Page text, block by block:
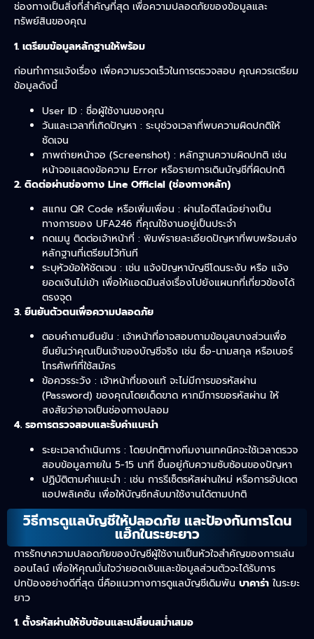
ช่องทางเป็นสิ่งที่สำคัญที่สุด เพื่อความปลอดภัยของข้อมูลและ
ทรัพย์สินของคุณ
1. เตรียมข้อมูลหลักฐานให้พร้อม
ก่อนทำการแจ้งเรื่อง เพื่อความรวดเร็วในการตรวจสอบ คุณควรเตรียม
ข้อมูลดังนี้
User ID : ชื่อผู้ใช้งานของคุณ
วันและเวลาที่เกิดปัญหา : ระบุช่วงเวลาที่พบความผิดปกติให้
ชัดเจน
ภาพถ่ายหน้าจอ (Screenshot) : หลักฐานความผิดปกติ เช่น
หน้าจอแสดงข้อความ Error หรือรายการเดินบัญชีที่ผิดปกติ
2. ติดต่อผ่านช่องทาง Line Official (ช่องทางหลัก)
สแกน QR Code หรือเพิ่มเพื่อน : ผ่านไอดีไลน์อย่างเป็น
ทางการของ UFA246 ที่คุณใช้งานอยู่เป็นประจำ
กดเมนู ติดต่อเจ้าหน้าที่ : พิมพ์รายละเอียดปัญหาที่พบพร้อมส่ง
หลักฐานที่เตรียมไว้ทันที
ระบุหัวข้อให้ชัดเจน : เช่น แจ้งปัญหาบัญชีโดนระงับ หรือ แจ้ง
ยอดเงินไม่เข้า เพื่อให้แอดมินส่งเรื่องไปยังแผนกที่เกี่ยวข้องได้
ตรงจุด
3. ยืนยันตัวตนเพื่อความปลอดภัย
ตอบคำถามยืนยัน : เจ้าหน้าที่อาจสอบถามข้อมูลบางส่วนเพื่อ
ยืนยันว่าคุณเป็นเจ้าของบัญชีจริง เช่น ชื่อ-นามสกุล หรือเบอร์
โทรศัพท์ที่ใช้สมัคร
ข้อควรระวัง : เจ้าหน้าที่ของแท้ จะไม่มีการขอรหัสผ่าน
(Password) ของคุณโดยเด็ดขาด หากมีการขอรหัสผ่าน ให้
สงสัยว่าอาจเป็นช่องทางปลอม
4. รอการตรวจสอบและรับคำแนะนำ
ระยะเวลาดำเนินการ : โดยปกติทางทีมงานเทคนิคจะใช้เวลาตรวจ
สอบข้อมูลภายใน 5-15 นาที ขึ้นอยู่กับความซับซ้อนของปัญหา
ปฏิบัติตามคำแนะนำ : เช่น การรีเซ็ตรหัสผ่านใหม่ หรือการอัปเดต
แอปพลิเคชัน เพื่อให้บัญชีกลับมาใช้งานได้ตามปกติ
วิธีการดูแลบัญชีให้ปลอดภัย และป้องกันการโดน
แฮ็กในระยะยาว
การรักษาความปลอดภัยของบัญชีผู้ใช้งานเป็นหัวใจสำคัญของการเล่น
ออนไลน์ เพื่อให้คุณมั่นใจว่ายอดเงินและข้อมูลส่วนตัวจะได้รับการ
ปกป้องอย่างดีที่สุด นี่คือแนวทางการดูแลบัญชีเดิมพัน บาคาร่า ในระยะ
ยาว
1. ตั้งรหัสผ่านให้ซับซ้อนและเปลี่ยนสม่ำเสมอ